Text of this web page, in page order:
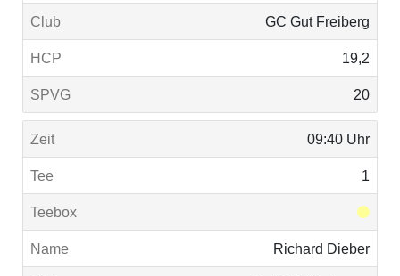
GC Gut Freiberg
19,2
20
09:40 Uhr
1
Richard Dieber